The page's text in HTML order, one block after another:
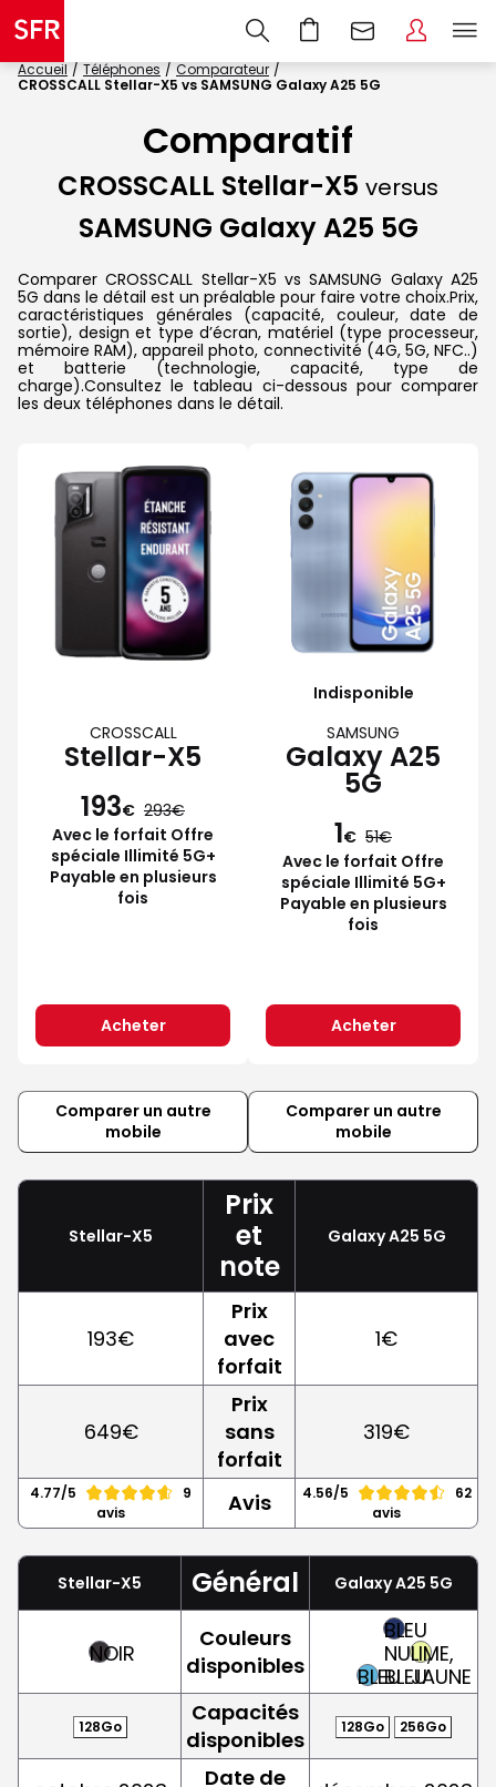
Accueil Téléphones
Comparateur
CROSSCALL Stellar-X5 vs SAMSUNG Galaxy A25 5G
Comparatif
CROSSCALL Stellar-X5 versus
SAMSUNG Galaxy A25 5G
Comparer CROSSCALL Stellar-X5 vs SAMSUNG Galaxy A25
5G dans le détail est un préalable pour faire votre choix.Prix,
caractéristiques générales (capacité, couleur, date de
sortie), design et type d’écran, matériel (type processeur,
mémoire RAM), appareil photo, connectivité (4G, 5G, NFC..)
et batterie (technologie, capacité, type de
charge).Consultez le tableau ci-dessous pour comparer
les deux téléphones dans le détail.
CROSSCALL
Stellar-X5
193€ 293
Avec le forfait Offre
spéciale Illimité 5G+
Payable en plusieurs
fois
Acheter
Indisponible
SAMSUNG
Galaxy A25
5G
1€ 51
Avec le forfait Offre
spéciale Illimité 5G+
Payable en plusieurs
fois
Acheter
Comparer un autre
mobile
Comparer un autre
mobile
Stellar-X5
Prix
et
note
Galaxy A25 5G
193€
Prix
avec
forfait
1€
649€
Prix
sans
forfait
319€
4.77/5
9
avis
Avis 4.56/5
62
avis
Stellar-X5 Général Galaxy A25 5G
NOIR
Couleurs
disponibles
BLEU
BLEU
NUIT,
BLEU
LIME,
JAUNE
128Go
Capacités
disponibles
128Go 256Go
Date de